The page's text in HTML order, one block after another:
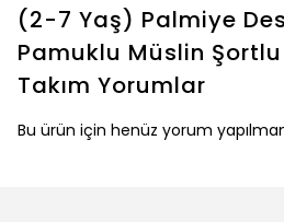
(2-7 Yaş) Palmiye
Pamuklu Müslin
Takım Yorumlar
Bu ürün için henüz yorum